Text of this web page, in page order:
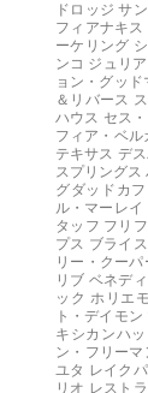
ドロッジ サ
フィアナキス
ーケリング
ンコ ジュリ
ョン・グッド
＆リバース
ハウス セス
フィア・ベル
テキサス デ
スプリングス
グダッドカフ
ル・マーレイ
タッフ フリ
プス ブライ
リー・クーパ
リブ ベネデ
ック ホリエ
ト・デイモン
キシカンハッ
ン・フリーマ
ユタ
レイク
リオ レスト